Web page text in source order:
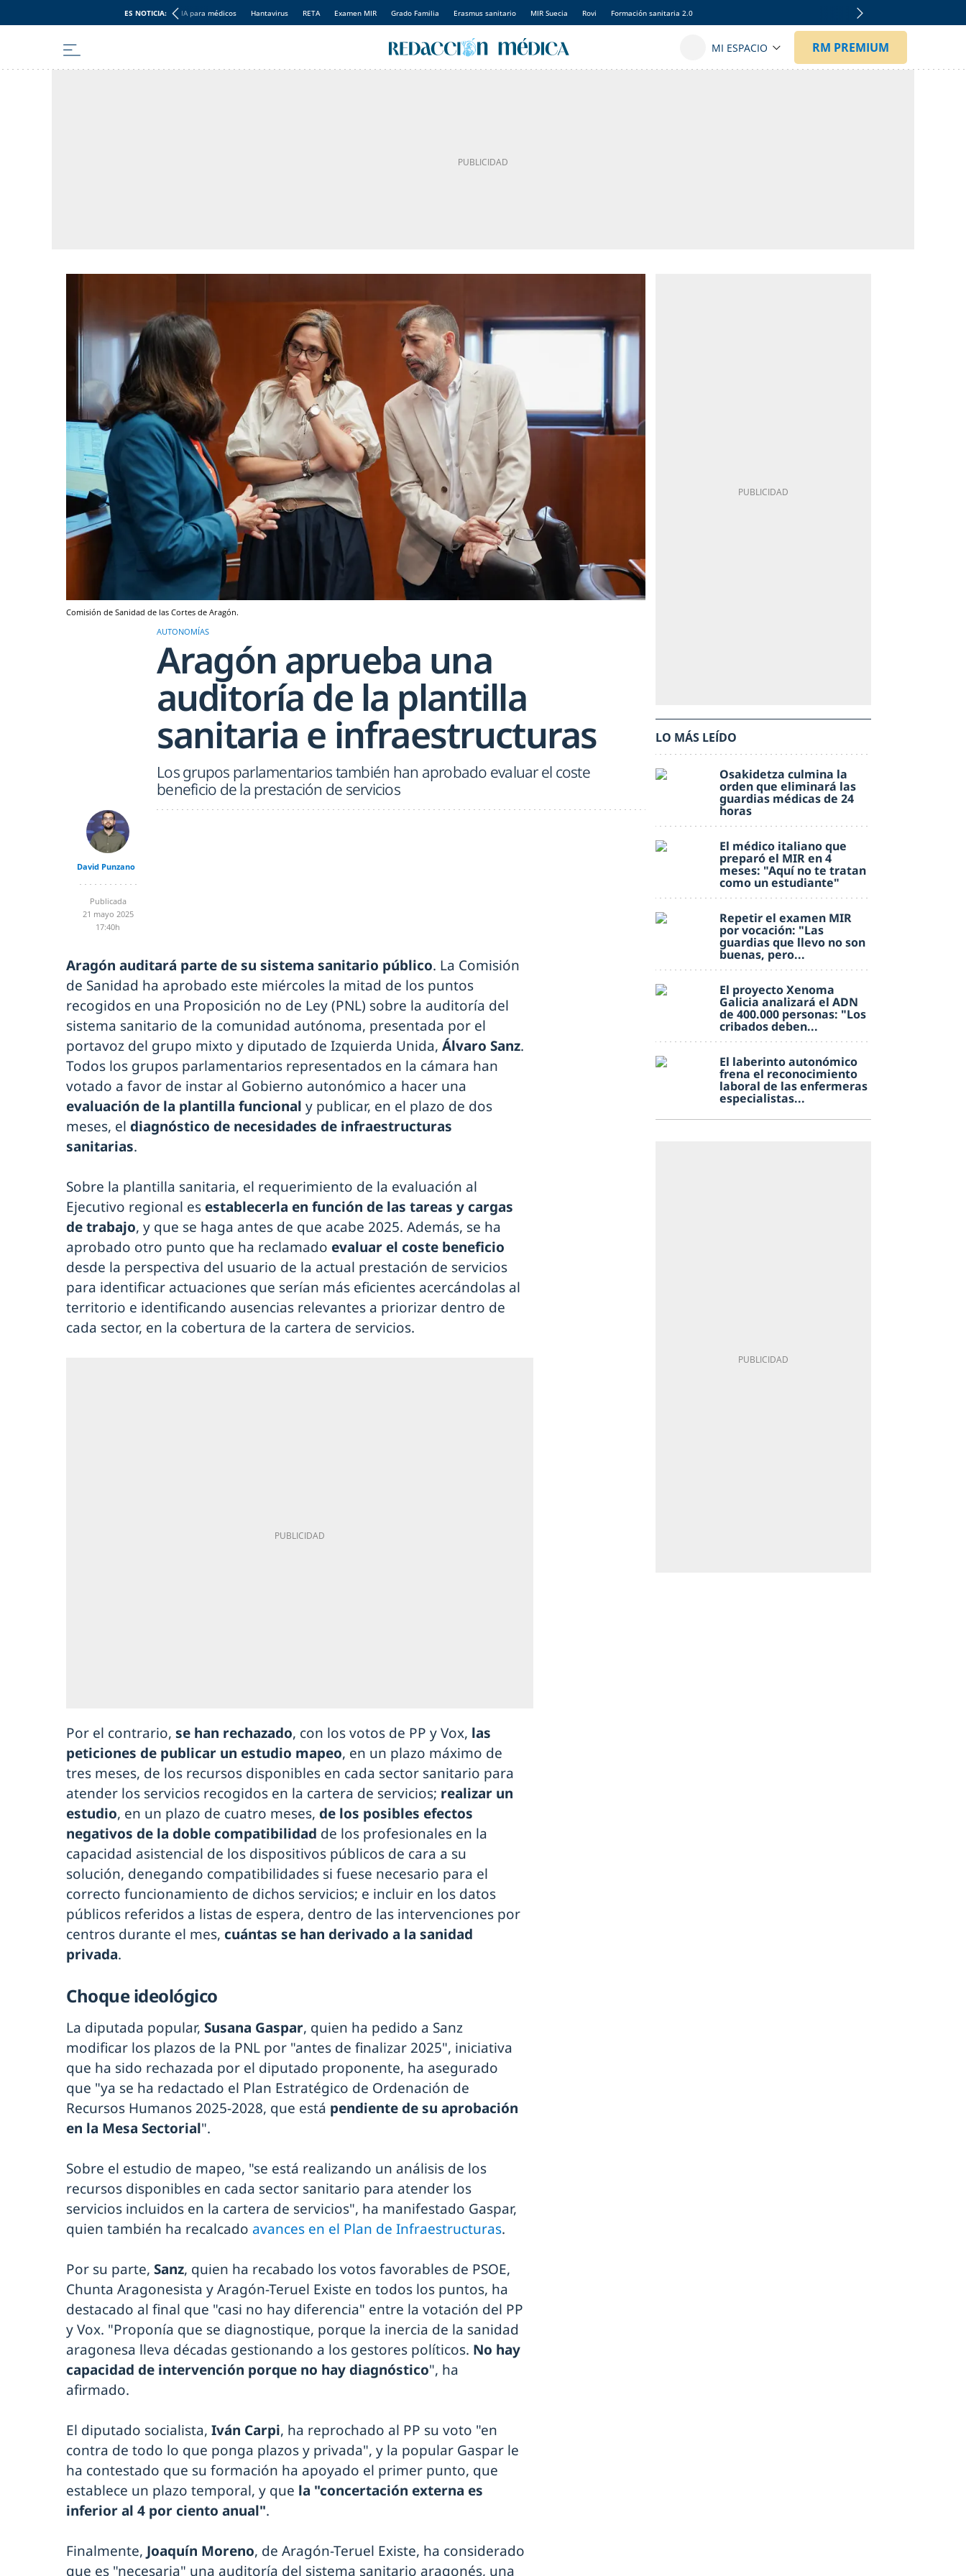
ES NOTICIA: IA para médicos Hantavirus RETA Examen MIR Grado Familia Erasmus sanitario MIR Suecia Rovi Formación sanitaria 2.0
Comisión de Sanidad de las Cortes de Aragón.
AUTONOMÍAS
Aragón aprueba una
auditoría de la plantilla
sanitaria e infraestructuras
Los grupos parlamentarios también han aprobado evaluar el coste
beneficio de la prestación de servicios
David Punzano
Publicada
21 mayo 2025
17:40h
Aragón auditará parte de su sistema sanitario público. La Comisión
de Sanidad ha aprobado este miércoles la mitad de los puntos
recogidos en una Proposición no de Ley (PNL) sobre la auditoría del
sistema sanitario de la comunidad autónoma, presentada por el
portavoz del grupo mixto y diputado de Izquierda Unida, Álvaro Sanz.
Todos los grupos parlamentarios representados en la cámara han
votado a favor de instar al Gobierno autonómico a hacer una
evaluación de la plantilla funcional y publicar, en el plazo de dos
meses, el diagnóstico de necesidades de infraestructuras
sanitarias.
Sobre la plantilla sanitaria, el requerimiento de la evaluación al
Ejecutivo regional es establecerla en función de las tareas y cargas
de trabajo, y que se haga antes de que acabe 2025. Además, se ha
aprobado otro punto que ha reclamado evaluar el coste beneficio
desde la perspectiva del usuario de la actual prestación de servicios
para identificar actuaciones que serían más eficientes acercándolas al
territorio e identificando ausencias relevantes a priorizar dentro de
cada sector, en la cobertura de la cartera de servicios.
Por el contrario, se han rechazado, con los votos de PP y Vox, las
peticiones de publicar un estudio mapeo, en un plazo máximo de
tres meses, de los recursos disponibles en cada sector sanitario para
atender los servicios recogidos en la cartera de servicios; realizar un
estudio, en un plazo de cuatro meses, de los posibles efectos
negativos de la doble compatibilidad de los profesionales en la
capacidad asistencial de los dispositivos públicos de cara a su
solución, denegando compatibilidades si fuese necesario para el
correcto funcionamiento de dichos servicios; e incluir en los datos
públicos referidos a listas de espera, dentro de las intervenciones por
centros durante el mes, cuántas se han derivado a la sanidad
privada.
Choque ideológico
La diputada popular, Susana Gaspar, quien ha pedido a Sanz
modificar los plazos de la PNL por "antes de finalizar 2025", iniciativa
que ha sido rechazada por el diputado proponente, ha asegurado
que "ya se ha redactado el Plan Estratégico de Ordenación de
Recursos Humanos 2025-2028, que está pendiente de su aprobación
en la Mesa Sectorial".
Sobre el estudio de mapeo, "se está realizando un análisis de los
recursos disponibles en cada sector sanitario para atender los
servicios incluidos en la cartera de servicios", ha manifestado Gaspar,
quien también ha recalcado avances en el Plan de Infraestructuras.
Por su parte, Sanz, quien ha recabado los votos favorables de PSOE,
Chunta Aragonesista y Aragón-Teruel Existe en todos los puntos, ha
destacado al final que "casi no hay diferencia" entre la votación del PP
y Vox. "Proponía que se diagnostique, porque la inercia de la sanidad
aragonesa lleva décadas gestionando a los gestores políticos. No hay
capacidad de intervención porque no hay diagnóstico", ha
afirmado.
El diputado socialista, Iván Carpi, ha reprochado al PP su voto "en
contra de todo lo que ponga plazos y privada", y la popular Gaspar le
ha contestado que su formación ha apoyado el primer punto, que
establece un plazo temporal, y que la "concertación externa es
inferior al 4 por ciento anual".
Finalmente, Joaquín Moreno, de Aragón-Teruel Existe, ha considerado
que es "necesaria" una auditoría del sistema sanitario aragonés, una
LO MÁS LEÍDO
Osakidetza culmina la
orden que eliminará las
guardias médicas de 24
horas
El médico italiano que
preparó el MIR en 4
meses: "Aquí no te tratan
como un estudiante"
Repetir el examen MIR
por vocación: "Las
guardias que llevo no son
buenas, pero...
El proyecto Xenoma
Galicia analizará el ADN
de 400.000 personas: "Los
cribados deben...
El laberinto autonómico
frena el reconocimiento
laboral de las enfermeras
especialistas...